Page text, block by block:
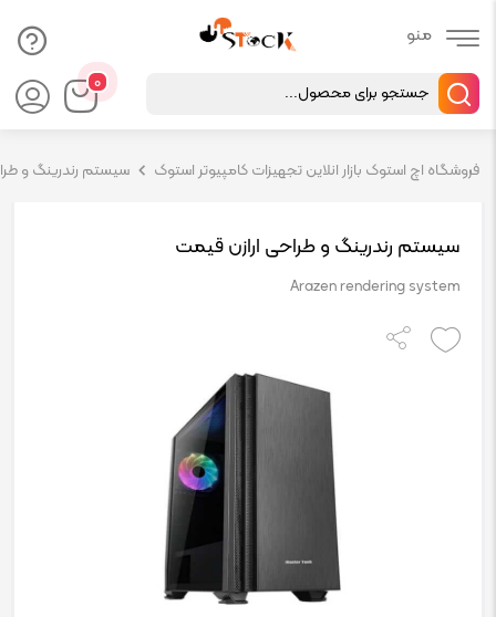
۰
Products
search
فروشگاه اچ استوک بازار انلاین تجهیزات کامپیوتر استوک سیستم رندرینگ و طراحی
سیستم رندرینگ و طراحی ارازن قیمت
Arazen rendering system